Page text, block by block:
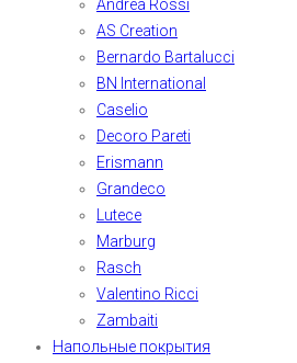
Andrea Rossi
AS Creation
Bernardo Bartalucci
BN International
Caselio
Decoro Pareti
Erismann
Grandeco
Lutece
Marburg
Rasch
Valentino Ricci
Zambaiti
Напольные покрытия